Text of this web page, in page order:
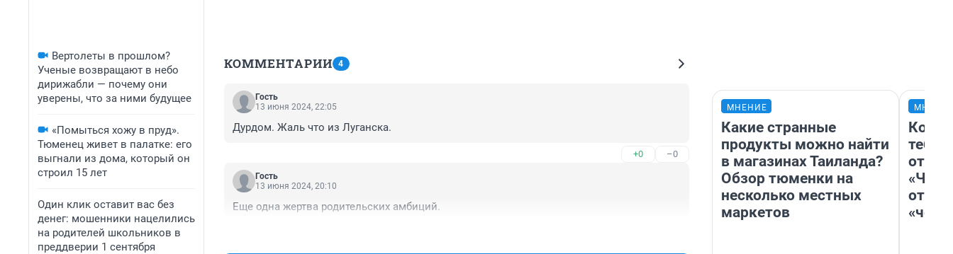
Вертолеты в прошлом?
Ученые возвращают в небо
дирижабли — почему они
уверены, что за ними будущее
«Помыться хожу в пруд».
Тюменец живет в палатке: его
выгнали из дома, который он
строил 15 лет
Один клик оставит вас без
денег: мошенники нацелились
на родителей школьников в
преддверии 1 сентября
КОММЕНТАРИИ 4
Гость
13 июня 2024, 22:05
Дурдом. Жаль что из Луганска.
+0 –0
Гость
13 июня 2024, 20:10
Еще одна жертва родительских амбиций.
МНЕНИЕ
Какие странные
продукты можно найти
в магазинах Таиланда?
Обзор тюменки на
несколько местных
маркетов
тебя